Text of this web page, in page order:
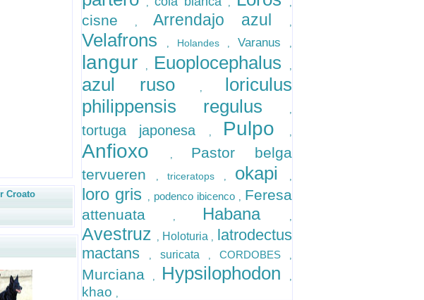
Croato
, , ,
cisne , Arrendajo azul ,
Velafrons , Holandes , Varanus ,
langur , Euoplocephalus ,
azul ruso , loriculus
philippensis regulus
,
tortuga japonesa , Pulpo ,
Anfioxo , Pastor belga
tervueren
,triceratops , okapi ,
loro gris , podenco ibicenco , Feresa
attenuata
, Habana ,
Avestruz , Holoturia , latrodectus
mactans
,suricata , CORDOBES ,
Murciana , Hypsilophodon ,
khao ,